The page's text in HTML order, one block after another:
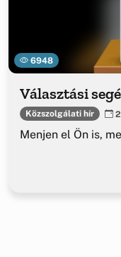
6948
Választási
Közszolgálati hír
Menjen el Ön is,